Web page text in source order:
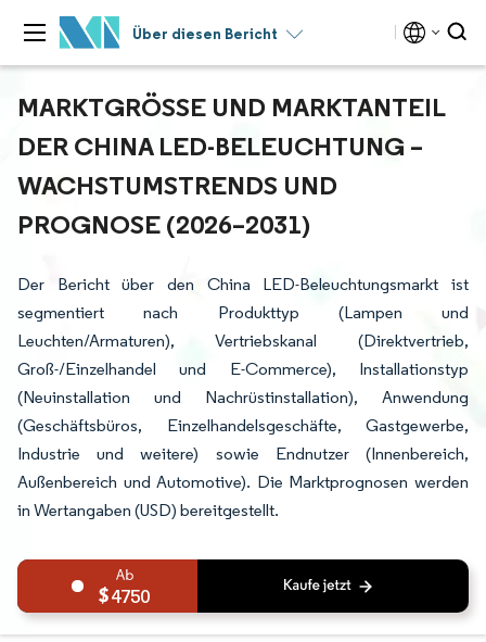
Über diesen Bericht
MARKTGRÖSSE UND MARKTANTEIL D
ER CHINA LED-BELEUCHTUNG – W
ACHSTUMSTRENDS UND P
ROGNOSE (2026–2031)
Der Bericht über den China LED-Beleuchtungsmarkt ist
segmentiert nach Produkttyp (Lampen und
Leuchten/Armaturen), Vertriebskanal (Direktvertrieb,
Groß-/Einzelhandel und E-Commerce), Installationstyp
(Neuinstallation und Nachrüstinstallation), Anwendung
(Geschäftsbüros, Einzelhandelsgeschäfte, Gastgewerbe,
Industrie und weitere) sowie Endnutzer (Innenbereich,
Außenbereich und Automotive). Die Marktprognosen werden
in Wertangaben (USD) bereitgestellt.
4750